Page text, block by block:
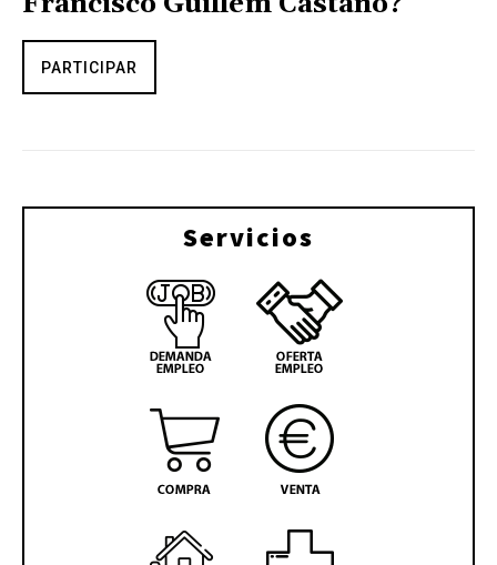
PARTICIPAR
Servicios